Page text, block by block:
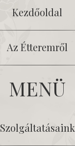
Kezdőoldal
Az Étteremről
MENÜ
Szolgáltatásaink